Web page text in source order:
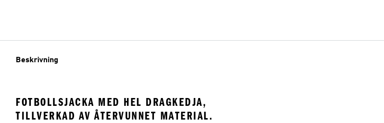
Beskrivning
FOTBOLLSJACKA MED HEL DRAGKEDJA,
TILLVERKAD AV ÅTERVUNNET MATERIAL.